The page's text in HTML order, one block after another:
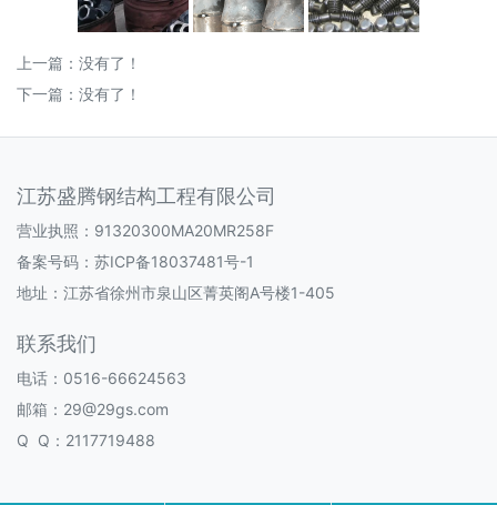
上一篇：没有了！
下一篇：没有了！
江苏盛腾钢结构工程有限公司
营业执照：91320300MA20MR258F
备案号码： 苏ICP备18037481号-1
地址：江苏省徐州市泉山区菁英阁A号楼1-405
联系我们
电话：0516-66624563
邮箱：29@29gs.com
Q Q：2117719488